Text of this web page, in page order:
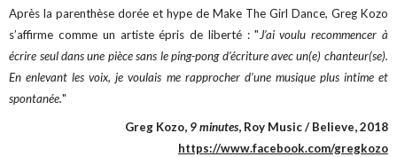
Après la parenthèse dorée et hype de Make The Girl Dance, Greg Kozo
s’affirme comme un artiste épris de liberté : " J’ai voulu recommencer à
écrire seul dans une pièce sans le ping-pong d’écriture avec un(e) chanteur(se).
En enlevant les voix, je voulais me rapprocher d’une musique plus intime et
spontanée."
Greg Kozo, 9 minutes, Roy Music / Believe, 2018
https://www.facebook.com/gregkozo